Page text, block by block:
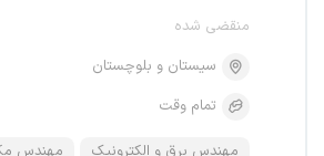
منقضی شده
سیستان و بلوچستان
تمام وقت
مهندس برق و الکترونیک مهندس